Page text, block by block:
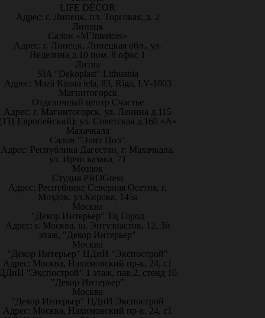
LIFE DÉCOR
Адрес: г. Липецк, пл. Торговая, д. 2
Липецк
Салон «M`Interiors»
Адрес: г. Липецк, Липецкая обл., ул.
Неделина д.10 пом. 8 офис 1
Литва
SIA "Dekoplast" Lithuania
Адрес: Mazā Krasta iela, 83, Rīga, LV-1003
Магнитогорск
Отделочный центр Счастье
Адрес: г. Магнитогорск, ул. Ленина д.115
Европейский); ул. Советская д.160 «А»
Махачкала
Салон "Элит Пол"
Адрес: Республика Дагестан, г. Махачкала,
ул. Ирчи казака, 71
Моздок
Студия PROGress
Адрес: Республике Северная Осетия, г.
Моздок, ул.Кирова, 145а
Москва
"Декор Интерьер" Тц Город
Адрес: г. Москва, ш. Энтузиастов, 12, 3й
этаж, "Декор Интерьер"
Москва
"Декор Интерьер" ЦДиИ "Экспострой"
Адрес: Москва, Нахимовский пр-к, 24, с1
"Экспострой" 1 этаж, пав.2, стенд 10
"Декор Интерьер"
Москва
"Декор Интерьер" ЦДиИ Экспострой
Адрес: Москва, Нахимовский пр-к, 24, с1